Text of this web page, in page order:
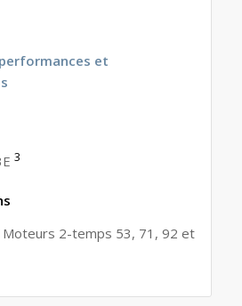
et
3
2-temps 53, 71, 92 et